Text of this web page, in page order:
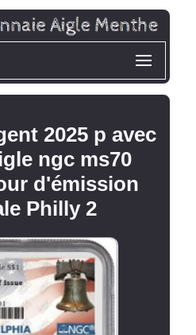
2025 p avec
ngc ms70
d'émission
Philly 2